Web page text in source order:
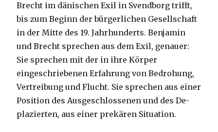
Brecht im dänischen Exil in Svendborg trifft,
bis zum Beginn der bürgerlichen Gesellschaft
in der Mitte des 19. Jahrhunderts. Benjamin
und Brecht sprechen aus dem Exil, genauer:
Sie sprechen mit der in ihre Körper
eingeschriebenen Erfahrung von Bedrohung,
Vertreibung und Flucht. Sie sprechen aus einer
Position des Ausgeschlossenen und des De-
plazierten, aus einer prekären Situation.